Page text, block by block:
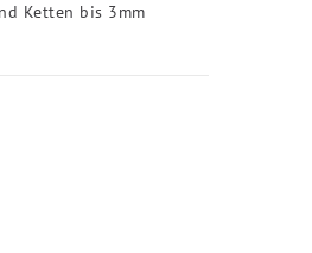
Ketten bis 3mm